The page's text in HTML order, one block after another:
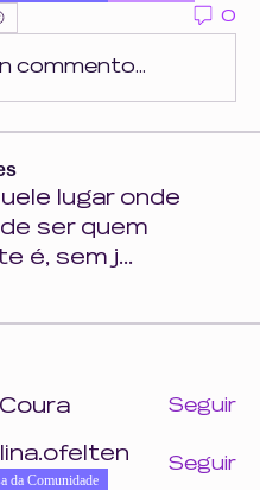
0
commento...
lugar onde
ser quem
é, sem j...
Seguir
da Comunidade
Seguir